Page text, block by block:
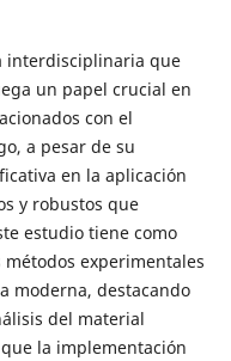
interdisciplinaria que
un papel crucial en
con el
a pesar de su
en la aplicación
y robustos que
estudio tiene como
experimentales
moderna, destacando
del material
la implementación